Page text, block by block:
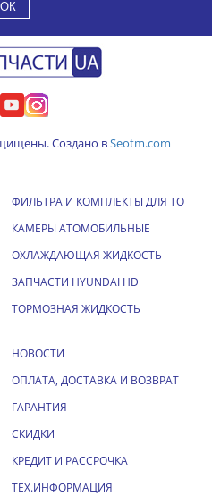
Создано вSeotm.com
ФИЛЬТРА И КОМПЛЕКТЫ ДЛЯ ТО
КАМЕРЫ АТОМОБИЛЬНЫЕ
ОХЛАЖДАЮЩАЯ ЖИДКОСТЬ
ЗАПЧАСТИ HYUNDAI HD
ТОРМОЗНАЯ ЖИДКОСТЬ
НОВОСТИ
ОПЛАТА, ДОСТАВКА И ВОЗВРАТ
ГАРАНТИЯ
СКИДКИ
КРЕДИТ И РАССРОЧКА
ТЕХ.ИНФОРМАЦИЯ